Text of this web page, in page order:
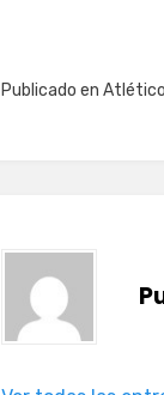
Publicado en Atlético